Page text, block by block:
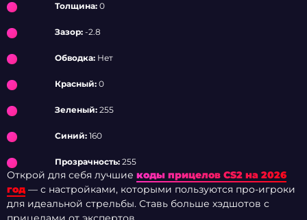
Толщина: 0
Зазор: -2.8
Обводка: Нет
Красный: 0
Зеленый: 255
Синий: 160
Прозрачность: 255
Открой для себя лучшие коды прицелов CS2 на 2026
год — с настройками, которыми пользуются про-игроки
для идеальной стрельбы. Ставь больше хэдшотов с